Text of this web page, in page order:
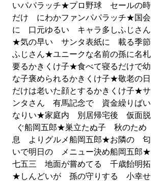
いパパラッチ★プロ野球　セールの時
だけ　にわかファンパパラッチ★国会
に　口元ゆるい　キャラ多しふじさん
★気の早い　サンタ表紙に　載る季節
ふじさん★ユニークな名前の孫に名札
要るかきくけ子★食べて寝るだけで幼
な子褒められるかきくけ子★敬老の日
だけは老いた顔とするかきくけ子★サ
ンタさん　有馬記念で　資金繰りばい
なりい★家庭内　別居帰宅後　仮面脱
ぐ船岡五郎★巣立たぬ子　秋のため
息　よりグルメ船岡五郎★お隣の　匂
いで明日の　メニュー決め船岡五郎★
七五三　地面が嘗めてる　千歳飴明拓
★しんどいが　孫の守りする　小幸せ